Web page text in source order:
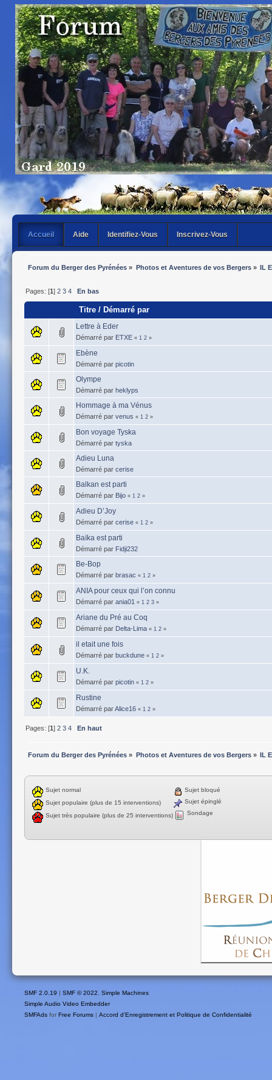
Accueil Aide Identifiez-Vous Inscrivez-Vous
Forum du Berger des Pyrénées » Photos et Aventures de vos Bergers» IL
Pages: [1]2 3 4 En bas
Titre / Démarré par
Lettre à Eder
Démarré par ETXE « 1 2 »
Ebène
Démarré par picotin
Olympe
Démarré par heklyps
Hommage à ma Vénus
Démarré par venus « 1 2 »
Bon voyage Tyska
Démarré par tyska
Adieu Luna
Démarré par cerise
Balkan est parti
Démarré par Bijo « 1 2 »
Adieu D’Joy
Démarré par cerise « 1 2 »
Baïka est parti
Démarré par Fidji232
Be-Bop
Démarré par brasac « 1 2 »
ANIA pour ceux qui l’on connu
Démarré par ania01 « 1 2 3 »
Ariane du Pré au Coq
Démarré par Delta-Lima « 1 2 »
il etait une fois
Démarré par buckdune « 1 2 »
U.K.
Démarré par picotin « 1 2 »
Rustine
Démarré parAlice16 « 1 2 »
Pages: [1]2 3 4 En haut
Forum du Berger des Pyrénées » Photos et Aventures de vos Bergers» IL
Sujet normal
Sujet populaire (plus de 15 interventions)
Sujet très populaire (plus de 25 interventions)
Sujet bloqué
Sujet épinglé
Sondage
SMF 2.0.19 | SMF © 2022
Simple Machines
Simple Audio Video Embedder
SMFAds for Free Forums | Accord d'Enregistrement et Politique de Confidentialité